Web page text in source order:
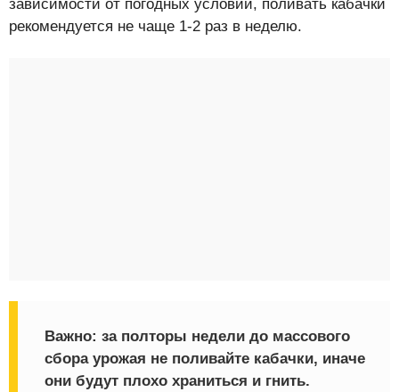
зависимости от погодных условий, поливать кабачки
рекомендуется не чаще 1-2 раз в неделю.
Важно: за полторы недели до массового
сбора урожая не поливайте кабачки, иначе
они будут плохо храниться и гнить.